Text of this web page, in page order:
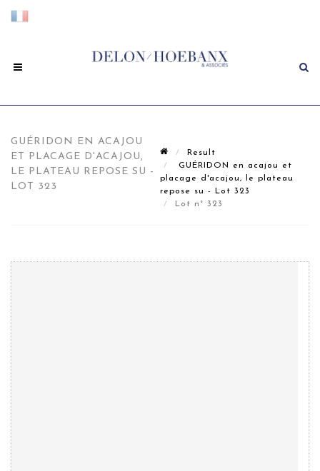
GUÉRIDON EN ACAJOU
ET PLACAGE D'ACAJOU,
LE PLATEAU REPOSE SU -
LOT 323
Result
GUÉRIDON en acajou et
placage d'acajou, le plateau
repose su - Lot 323
Lot n° 323